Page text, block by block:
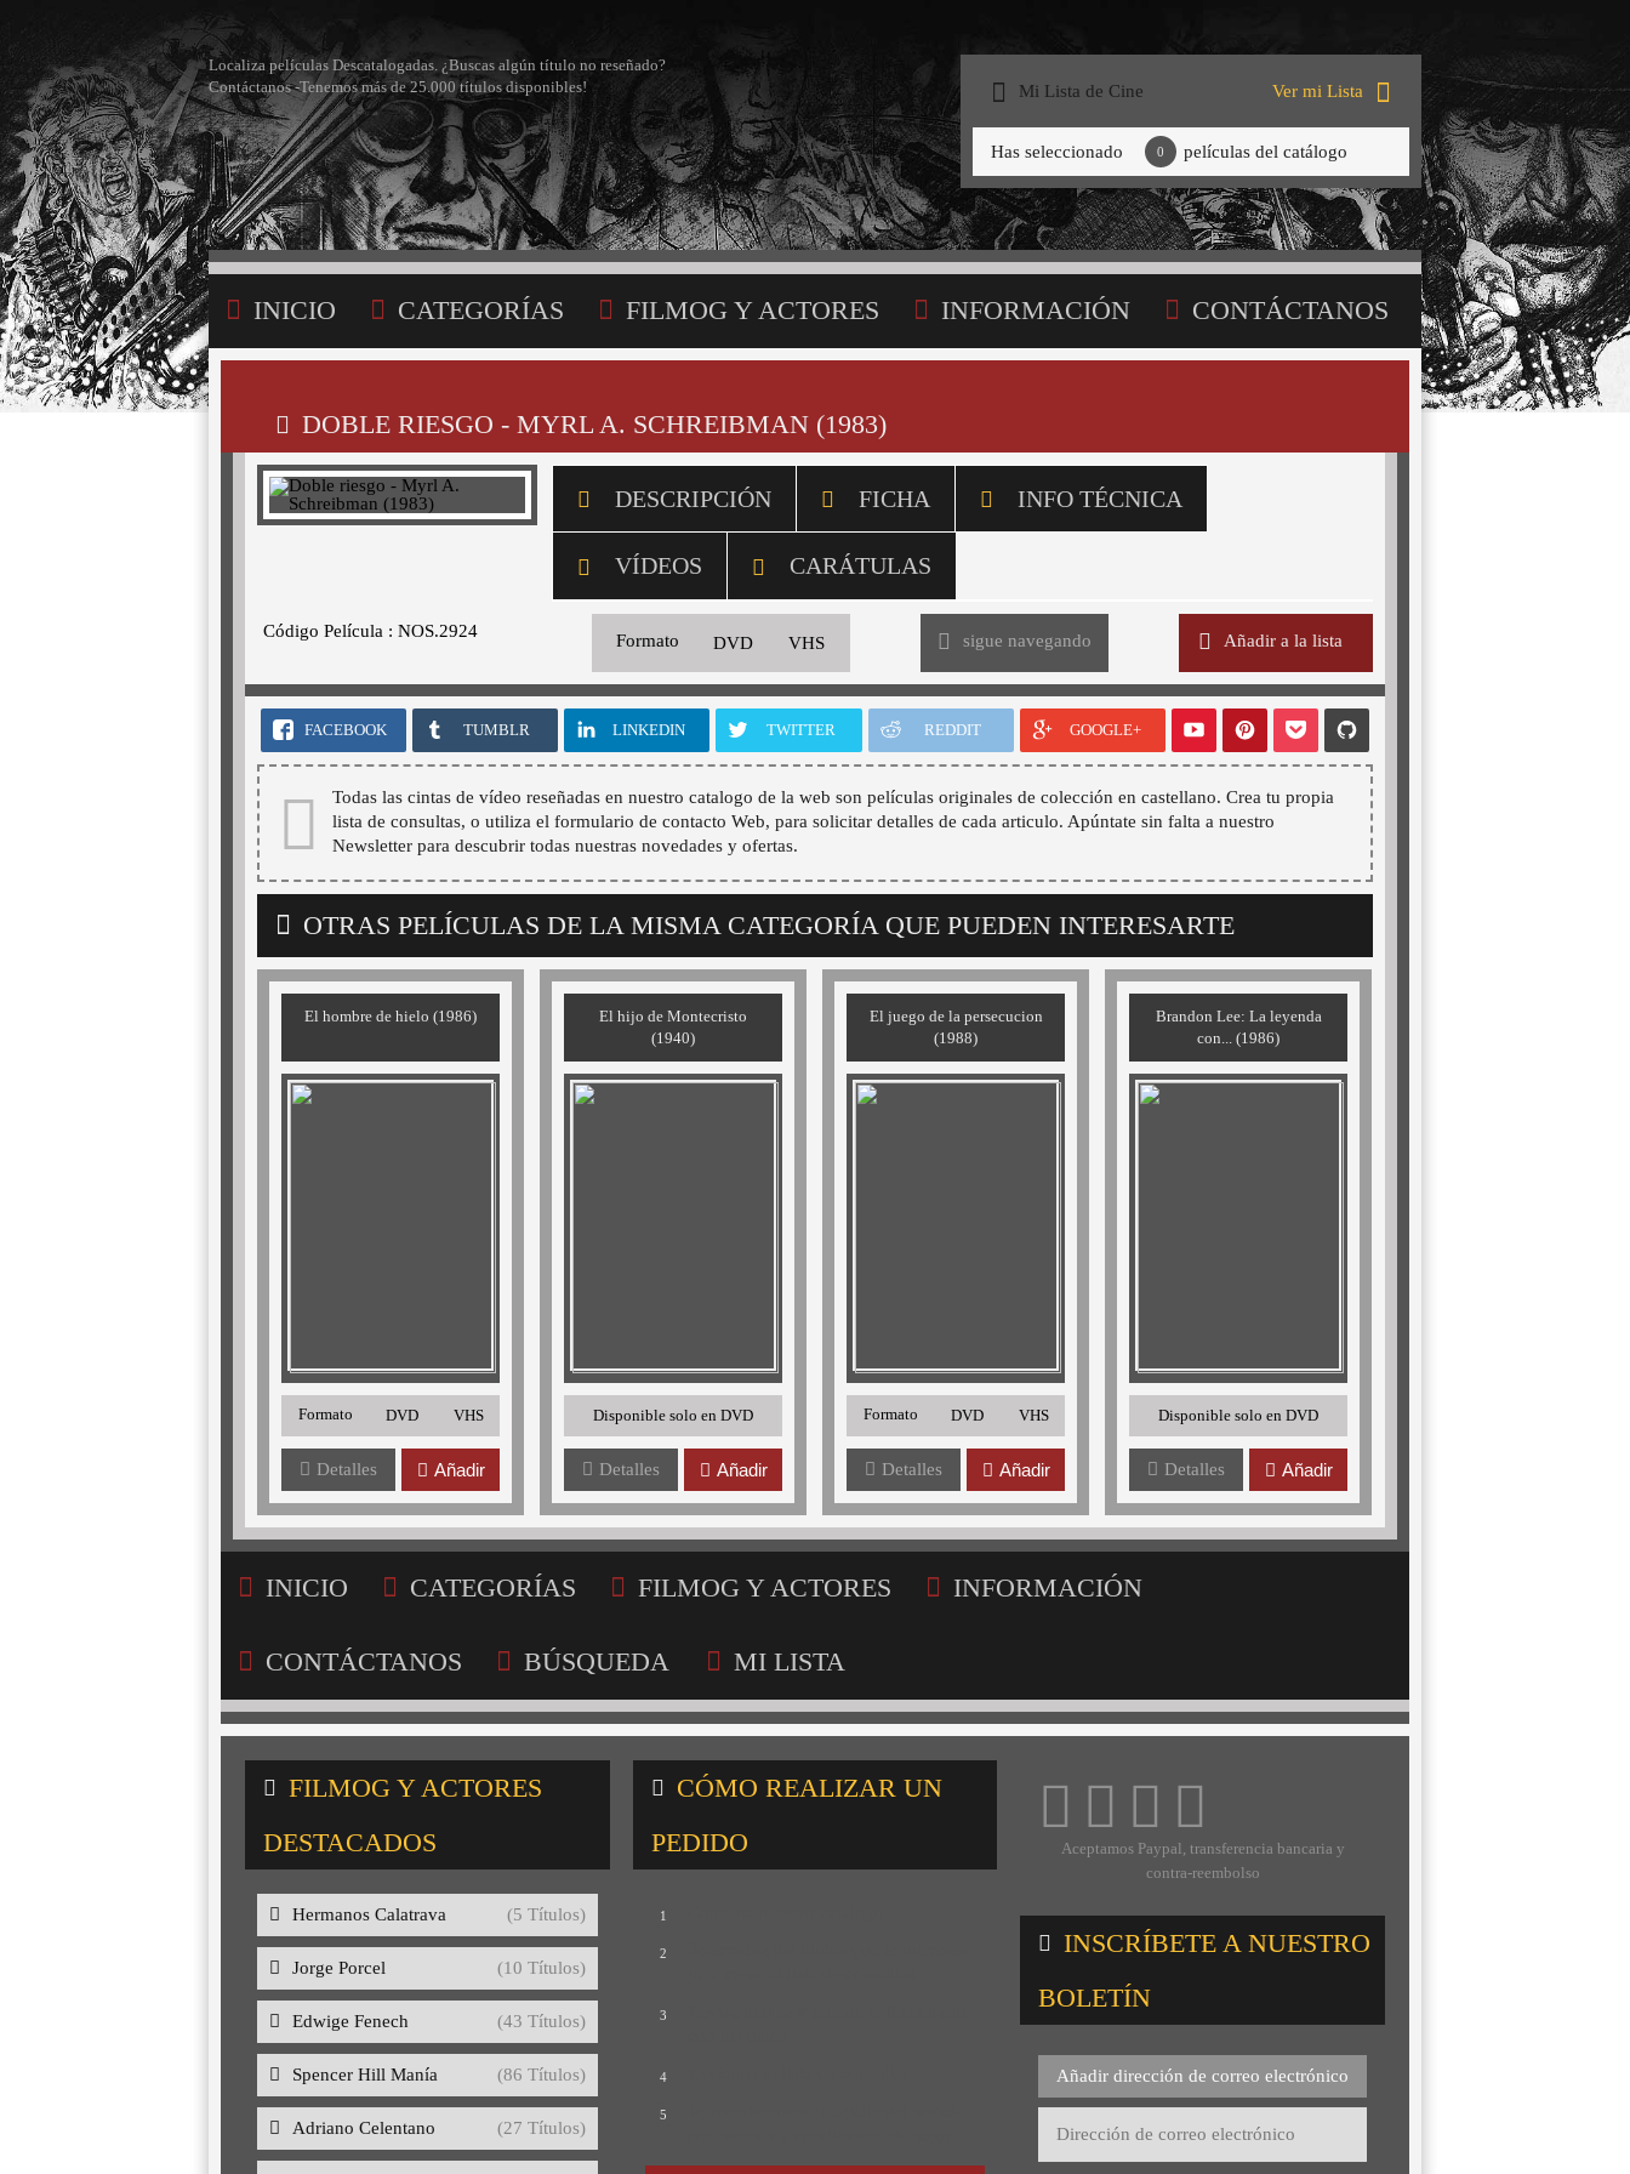
Localiza películas Descatalogadas. ¿Buscas algún título no reseñado?
Contáctanos -Tenemos más de 25.000 títulos disponibles!
Mi Lista de Cine Ver mi Lista
Has seleccionado 0 películas del catálogo
INICIO CATEGORÍAS FILMOG Y ACTORES INFORMACIÓN CONTÁCTANOS
DOBLE RIESGO - MYRL A. SCHREIBMAN (1983)
DESCRIPCIÓN FICHA INFO TÉCNICA
VÍDEOS CARÁTULAS
Código Película : NOS.2924
Formato DVD VHS sigue navegando Añadir a la lista
FACEBOOK TUMBLR LINKEDIN TWITTER REDDIT GOOGLE+
Todas las cintas de vídeo reseñadas en nuestro catalogo de la web son películas originales de colección en castellano. Crea tu propia
lista de consultas, o utiliza el formulario de contacto Web, para solicitar detalles de cada articulo. Apúntate sin falta a nuestro
Newsletter para descubrir todas nuestras novedades y ofertas.
OTRAS PELÍCULAS DE LA MISMA CATEGORÍA QUE PUEDEN INTERESARTE
El hombre de hielo (1986)
Formato DVD VHS
Detalles Añadir
El hijo de Montecristo
(1940)
Disponible solo en DVD
Detalles Añadir
El juego de la persecucion
(1988)
Formato DVD VHS
Detalles Añadir
Brandon Lee: La leyenda
con... (1986)
Disponible solo en DVD
Detalles Añadir
INICIO CATEGORÍAS FILMOG Y ACTORES INFORMACIÓN
CONTÁCTANOS BÚSQUEDA MI LISTA
FILMOG Y ACTORES
DESTACADOS
Hermanos Calatrava (5 Títulos)
Jorge Porcel (10 Títulos)
Edwige Fenech (43 Títulos)
Spencer Hill Manía (86 Títulos)
Adriano Celentano (27 Títulos)
CÓMO REALIZAR UN
PEDIDO
1
2
3
4
5
Aceptamos Paypal, transferencia bancaria y
contra-reembolso
INSCRÍBETE A NUESTRO
BOLETÍN
Añadir dirección de correo electrónico